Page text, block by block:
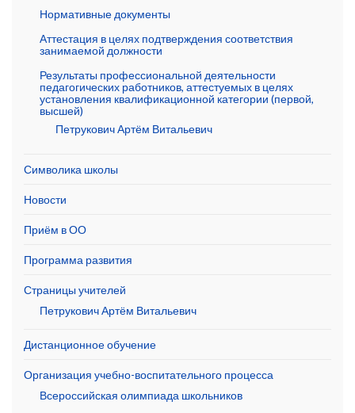
Нормативные документы
Аттестация в целях подтверждения соответствия
занимаемой должности
Результаты профессиональной деятельности
педагогических работников, аттестуемых в целях
установления квалификационной категории (первой,
высшей)
Петрукович Артём Витальевич
Символика школы
Новости
Приём в ОО
Программа развития
Страницы учителей
Петрукович Артём Витальевич
Дистанционное обучение
Организация учебно-воспитательного процесса
Всероссийская олимпиада школьников